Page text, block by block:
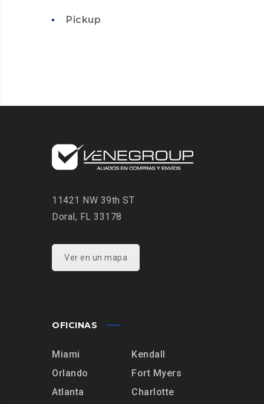
Pickup
11421 NW 39th ST
Doral, FL 33178
Ver en un mapa
OFICINAS
Miami
Orlando
Atlanta
Kendall
Fort Myers
Charlotte